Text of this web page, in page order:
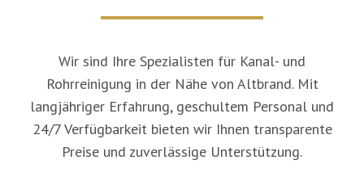
Wir sind Ihre Spezialisten für Kanal- und
Rohrreinigung in der Nähe von Altbrand. Mit
langjähriger Erfahrung, geschultem Personal und
24/7 Verfügbarkeit bieten wir Ihnen transparente
Preise und zuverlässige Unterstützung.